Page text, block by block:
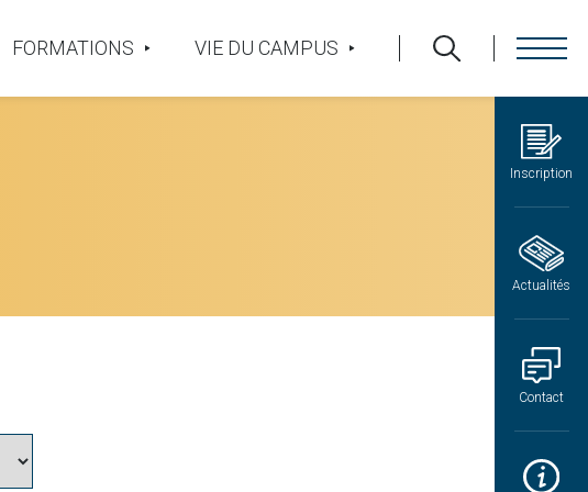
Inscription
Actualités
Contact
FORMATIONS VIE DU CAMPUS